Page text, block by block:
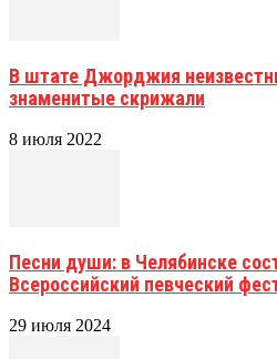
В штате Джорджия
знаменитые скрижали
8 июля 2022
Песни души: в Челябинске
Всероссийский певческий
29 июля 2024